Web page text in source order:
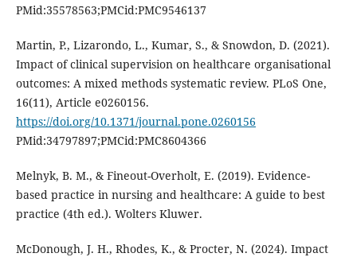
PMid:35578563;PMCid:PMC9546137
Martin, P., Lizarondo, L., Kumar, S., & Snowdon, D. (2021).
Impact of clinical supervision on healthcare organisational
outcomes: A mixed methods systematic review. PLoS One,
16(11), Article e0260156.
https://doi.org/10.1371/journal.pone.0260156
PMid:34797897;PMCid:PMC8604366
Melnyk, B. M., & Fineout-Overholt, E. (2019). Evidence-
based practice in nursing and healthcare: A guide to best
practice (4th ed.). Wolters Kluwer.
McDonough, J. H., Rhodes, K., & Procter, N. (2024). Impact